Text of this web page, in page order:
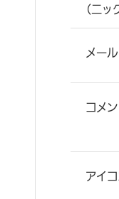
（ニッ
メー
コメ
アイ